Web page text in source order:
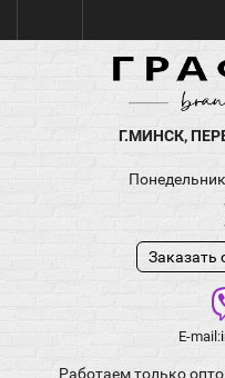
Г.МИНСК,
Заказать
E-mail:
Работаем только